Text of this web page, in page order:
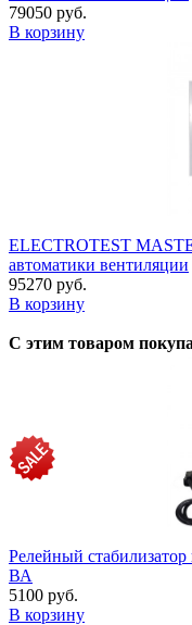
79050 руб.
В корзину
ELECTROTEST
автоматики вентиляции
95270 руб.
В корзину
С этим товаром
Релейный
ВА
5100 руб.
В корзину